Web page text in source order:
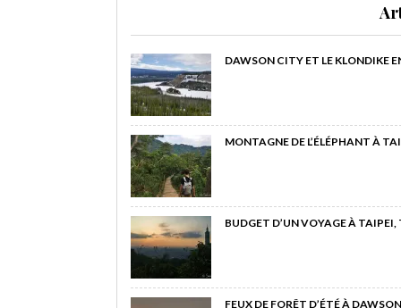
DAWSON CITY ET LE KLONDIKE
MONTAGNE DE L’ÉLÉPHANT À
BUDGET D’UN VOYAGE À
FEUX DE FORÊT D’ÉTÉ À